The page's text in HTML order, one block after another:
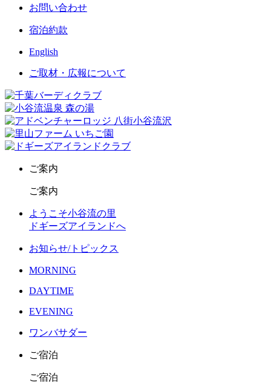
お問い合わせ
宿泊約款
English
ご取材・広報について
ご案内
ご案内
ようこそ小谷流の里
ドギーズアイランドへ
お知らせ/トピックス
MORNING
DAYTIME
EVENING
ワンバサダー
ご宿泊
ご宿泊